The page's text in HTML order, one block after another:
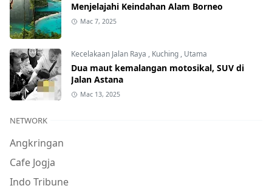
Menjelajahi Keindahan Alam Borneo
Mac 7, 2025
Kecelakaan Jalan Raya , Kuching , Utama
Dua maut kemalangan motosikal, SUV di
Jalan Astana
Mac 13, 2025
NETWORK
Angkringan
Cafe Jogja
Indo Tribune